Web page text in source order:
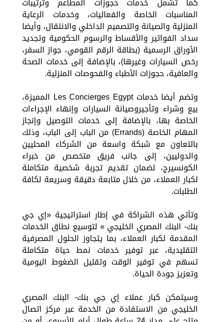
المناسبات الخاصة والفعاليات، وخدمات الرعاية
المنزلية والصيانة والتصميم الداخلي والانتقال، وأيضا
سداد الفواتير والأقساط والرسوم الحكومية وتجديد
الأوراق الرسمية (بطاقة الرقم القومي، جواز السفر،
رخص السيارات وغيرها)، بالإضافة إلى خدمات الصحة
والعافية، حجوزات الأطباء والفحوصات المنزلية.
وتضم أيضا خدمات Les Concierges Egypt المميزة،
بيع وشراء وتأجيروصيانة السيارات وإنهاء الإجراءات
الخاصة بها، بالإضافة إلى خدمات التوصيل وإنجاز
المهام الخاصة (Errands) من الباب إلى الباب، وذلك
بالتعاون مع شبكة واسعة من الشركاء المحليين
والدوليين، إلى جانب فريق متخصص من خبراء
الكونسيرج، لضمان تقديم تجربة شخصية متكاملة
لكبار العملاء، من خلال متابعة دقيقة وسريعة لكافة
الطلبات.
وتأتي هذه الشراكة في إطار استراتيجية «إي جي
بنك- البنك المصري الخليجي » لتوسيع نطاق الخدمات
المقدمة لكبار العملاء، بما يتجاوز الحلول المصرفية
التقليدية، عبر توفير خدمات نمط حياة متكاملة
تسهم في توفير الوقت وتقليل الضغوط اليومية
وتعزيز جودة الحياة.
وسيتمكن كبار عملاء إي جي بنك- البنك المصري
الخليجي من الاستفادة من الخدمة عبر مركز اتصال